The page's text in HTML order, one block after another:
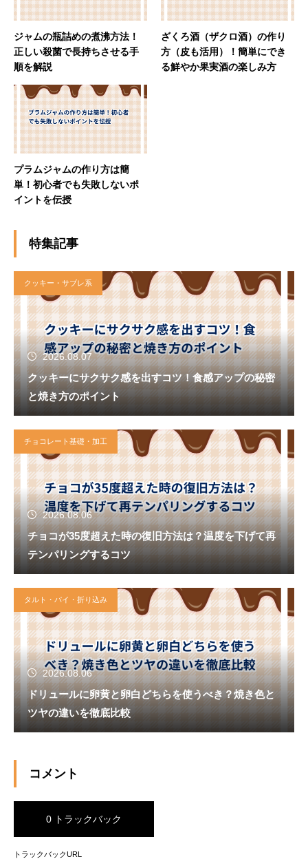
ジャムの瓶詰めの煮沸方法！
正しい殺菌で長持ちさせる手
順を解説
ざくろ酒（ザクロ酒）の作り
方（皮も活用）！簡単にでき
る鮮やか果実酒の楽しみ方
プラムジャムの作り方は簡
単！初心者でも失敗しないポ
イントを伝授
特集記事
クッキー・サブレ系
2026.08.07
クッキーにサクサク感を出すコツ！食感アップの秘密
と焼き方のポイント
チョコレート基礎・加工
2026.08.06
チョコが35度超えた時の復旧方法は？温度を下げて再
テンパリングするコツ
タルト・パイ・折り込み
2026.08.06
ドリュールに卵黄と卵白どちらを使うべき？焼き色と
ツヤの違いを徹底比較
コメント
0 トラックバック
トラックバックURL